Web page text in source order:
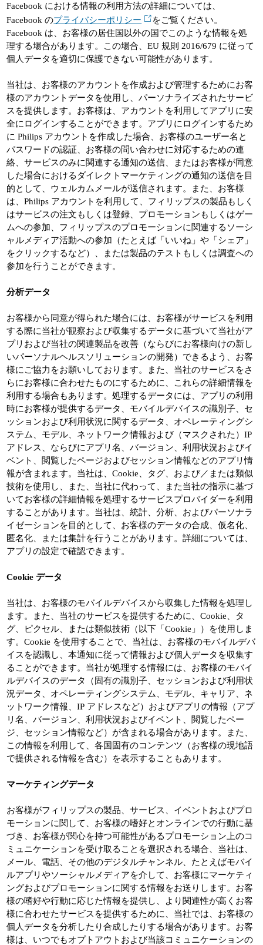
Facebook における情報の利用方法の詳細については、
Facebook のプライバシーポリシー
をご覧ください。
Facebook は、お客様の居住国以外の国でこのような情報を処
理する場合があります。この場合、EU 規則 2016/679 に従って
個人データを適切に保護できない可能性があります。
当社は、お客様のアカウントを作成および管理するためにお客
様のアカウントデータを使用し、パーソナライズされたサービ
スを提供します。お客様は、アカウントを利用してアプリに安
全にログインすることができます。アプリにログインするため
に Philips アカウントを作成した場合、お客様のユーザー名と
パスワードの認証、お客様の問い合わせに対応するための連
絡、サービスのみに関連する通知の送信、またはお客様が同意
した場合におけるダイレクトマーケティングの通知の送信を目
的として、ウェルカムメールが送信されます。また、お客様
は、Philips アカウントを利用して、フィリップスの製品もしく
はサービスの注文もしくは登録、プロモーションもしくはゲー
ムへの参加、フィリップスのプロモーションに関連するソーシ
ャルメディア活動への参加（たとえば「いいね」や「シェア」
をクリックするなど）、または製品のテストもしくは調査への
参加を行うことができます。
分析データ
お客様から同意が得られた場合には、お客様がサービスを利用
する際に当社が観察および収集するデータに基づいて当社がア
プリおよび当社の関連製品を改善（ならびにお客様向けの新し
いパーソナルヘルスソリューションの開発）できるよう、お客
様にご協力をお願いしております。また、当社のサービスをさ
らにお客様に合わせたものにするために、これらの詳細情報を
利用する場合もあります。処理するデータには、アプリの利用
時にお客様が提供するデータ、モバイルデバイスの識別子、セ
ッションおよび利用状況に関するデータ、オペレーティングシ
ステム、モデル、ネットワーク情報および（マスクされた）IP
アドレス、ならびにアプリ名、バージョン、利用状況およびイ
ベント、閲覧したページおよびセッション情報などのアプリ情
報が含まれます。当社は、Cookie、タグ、および／または類似
技術を使用し、また、当社に代わって、また当社の指示に基づ
いてお客様の詳細情報を処理するサービスプロバイダーを利用
することがあります。当社は、統計、分析、およびパーソナラ
イゼーションを目的として、お客様のデータの合成、仮名化、
匿名化、または集計を行うことがあります。詳細については、
アプリの設定で確認できます。
Cookie データ
当社は、お客様のモバイルデバイスから収集した情報を処理し
ます。また、当社のサービスを提供するために、Cookie、タ
グ、ピクセル、または類似技術（以下「Cookie」）を使用しま
す。Cookie を使用することで、当社は、お客様のモバイルデバ
イスを認識し、本通知に従って情報および個人データを収集す
ることができます。当社が処理する情報には、お客様のモバイ
ルデバイスのデータ（固有の識別子、セッションおよび利用状
況データ、オペレーティングシステム、モデル、キャリア、ネ
ットワーク情報、IP アドレスなど）およびアプリの情報（アプ
リ名、バージョン、利用状況およびイベント、閲覧したペー
ジ、セッション情報など）が含まれる場合があります。また、
この情報を利用して、各国固有のコンテンツ（お客様の現地語
で提供される情報を含む）を表示することもあります。
マーケティングデータ
お客様がフィリップスの製品、サービス、イベントおよびプロ
モーションに関して、お客様の嗜好とオンラインでの行動に基
づき、お客様が関心を持つ可能性があるプロモーション上のコ
ミュニケーションを受け取ることを選択される場合、当社は、
メール、電話、その他のデジタルチャンネル、たとえばモバイ
ルアプリやソーシャルメディアを介して、お客様にマーケティ
ングおよびプロモーションに関する情報をお送りします。お客
様の嗜好や行動に応じた情報を提供し、より関連性が高くお客
様に合わせたサービスを提供するために、当社では、お客様の
個人データを分析したり合成したりする場合があります。お客
様は、いつでもオプトアウトおよび当該コミュニケーションの